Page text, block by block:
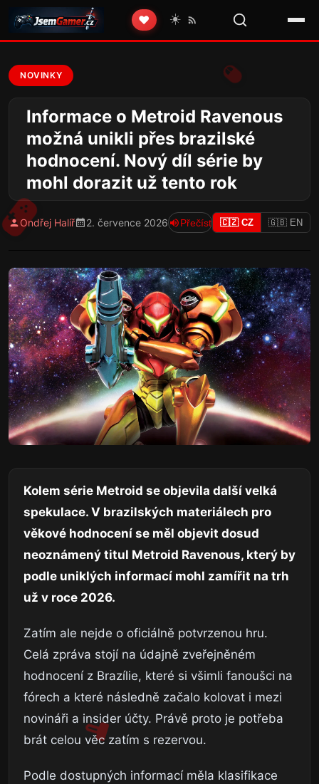
❤️ ☀️
NOVINKY
Informace o Metroid Ravenous
možná unikli přes brazilské
hodnocení. Nový díl série by
mohl dorazit už tento rok
Ondřej Halíř 2. července 2026 Přečíst 🇨🇿 CZ 🇬🇧 EN
Kolem série Metroid se objevila další velká
spekulace. V brazilských materiálech pro
věkové hodnocení se měl objevit dosud
neoznámený titul Metroid Ravenous, který by
podle uniklých informací mohl zamířit na trh
už v roce 2026.
Zatím ale nejde o oficiálně potvrzenou hru.
Celá zpráva stojí na údajně zveřejněném
hodnocení z Brazílie, které si všimli fanoušci na
fórech a které následně začalo kolovat i mezi
novináři a insider účty. Právě proto je potřeba
brát celou věc zatím s rezervou.
Podle dostupných informací měla klasifikace